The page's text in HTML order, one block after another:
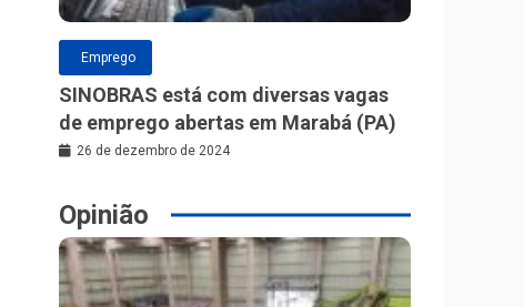
Emprego
SINOBRAS está com diversas vagas
de emprego abertas em Marabá (PA)
26 de dezembro de 2024
Opinião